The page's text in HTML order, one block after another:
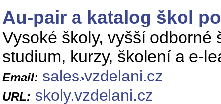
Au-pair a katalog škol
Vysoké školy, vyšší odborné
studium, kurzy, školení a e-
Email: sales vzdelani.cz
URL: skoly.vzdelani.cz